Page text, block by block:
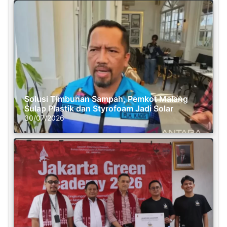
Solusi Timbunan Sampah, Pemkot Malang
Sulap Plastik dan Styrofoam Jadi Solar
30/07/2026